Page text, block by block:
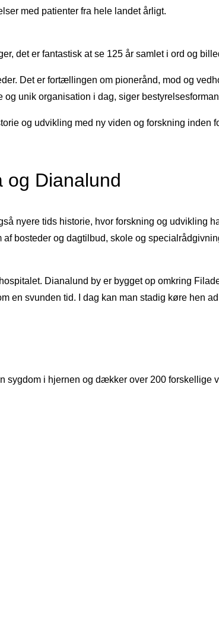
med patienter fra hele landet årligt.
det er fantastisk at se 125 år samlet i ord og
Det er fortællingen om pionerånd, mod og
unik organisation i dag, siger
og udvikling med ny viden og forskning
og Dianalund
nyere tids historie, hvor forskning og udvikling
bosteder og dagtilbud, skole og
Dianalund by er bygget op omkring
en svunden tid. I dag kan man stadig køre hen
sygdom i hjernen og dækker over 200 forskellige